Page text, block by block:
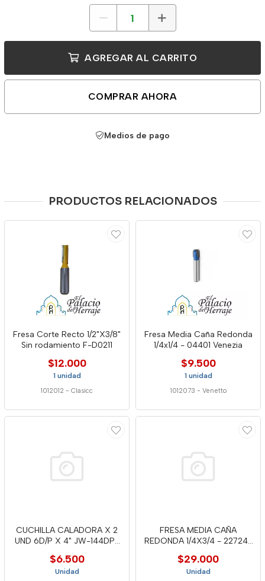
AGREGAR AL CARRITO
COMPRAR AHORA
Medios de pago
PRODUCTOS RELACIONADOS
Fresa Corte Recto 1/2"X3/8"
Sin rodamiento F-D0211
$12.000
1 unidad
1012012 - Clasicc
Fresa Media Caña Redonda
1/4x1/4 - 04401 Venezia
$9.500
1 unidad
1012073 - Venetto
CUCHILLA CALADORA X 2
UND 6D/P X 4" JW-144DP-
$6.500
Unidad
FRESA MEDIA CAÑA
REDONDA 1/4X3/4 - 22724-
$29.000
Unidad